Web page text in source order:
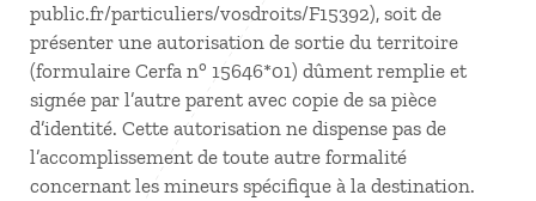
public.fr/particuliers/vosdroits/F15392), soit de
présenter une autorisation de sortie du territoire
(formulaire Cerfa n° 15646*01) dûment remplie et
signée par l’autre parent avec copie de sa pièce
d’identité. Cette autorisation ne dispense pas de
l’accomplissement de toute autre formalité
concernant les mineurs spécifique à la destination.